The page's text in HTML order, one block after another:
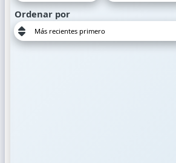
Ordenar por